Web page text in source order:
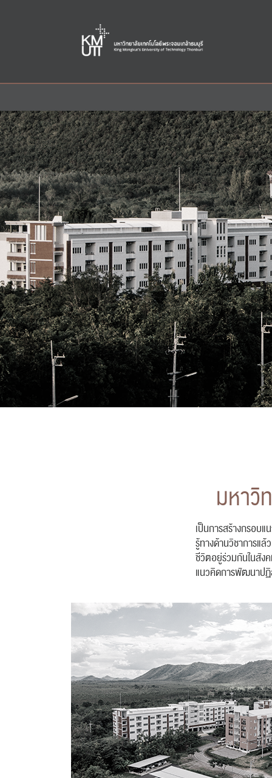
มหาวิ
เป็นการสร้างกรอบ
รู้ทางด้านวิชาการแ
ชีวิตอยู่ร่วมกันในสัง
แนวคิดการพัฒนาป